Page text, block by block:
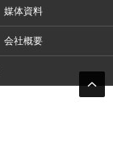
媒体資料
会社概要